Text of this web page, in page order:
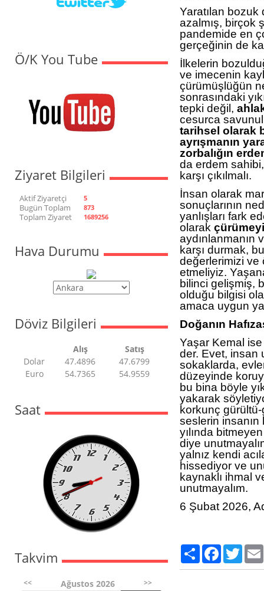
Ö/K You Tube
Ziyaret Bilgileri
Aktif Ziyaretçi 5
Bugün Toplam 873
Toplam Ziyaret 1689256
Hava Durumu
Döviz Bilgileri
Alış
Satış
Dolar
47.4896
47.6799
Euro
54.7365 54.9559
Saat
Takvim
<< Ağustos 2026 >>
Yaratılan
azalmış, birçok
pandemide en
gerçeğinin de
İlkelerin
ve imecenin
çürümüşlüğün
sonrasındaki
tepki değil,
cesurca
tarihsel olarak
ayrışmanın
zorbalığın
da erdem
karşı çıkılmalı.
İnsan olarak
sonuçlarının
yanlışları fark
olarak
aydınlanmanın
karşı durmak,
değerlerimizi ve
etmeliyiz.
bilinci gelişmiş,
olduğu bilgisi
amaca uygun
Doğanın
Yaşar Kemal ise
der. Evet, insan
sokaklarda,
düzeyinde
bu bina böyle
yakarak
korkunç gürültü-
seslerin insanın
yılında
diye
yalnız kendi
hissediyor ve
kaynaklı ihmal
unutmayalım.
6 Şubat 2026,
Paylaş Facebook